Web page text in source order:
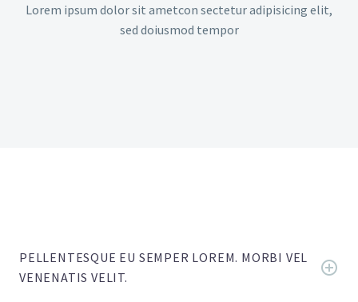
Lorem ipsum dolor sit ametcon sectetur adipisicing elit,
sed doiusmod tempor
PELLENTESQUE EU SEMPER LOREM. MORBI VEL
VENENATIS VELIT.